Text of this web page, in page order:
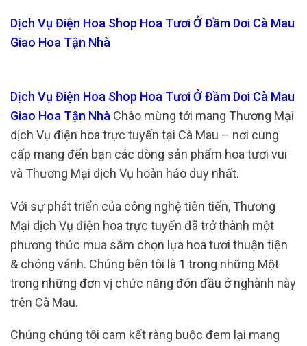
Dịch Vụ Điện Hoa Shop Hoa Tươi Ở Đầm Dơi Cà Mau
Giao Hoa Tận Nhà
Dịch Vụ Điện Hoa Shop Hoa Tươi Ở Đầm Dơi Cà Mau
Giao Hoa Tận Nhà Chào mừng tới mang Thương Mại
dịch Vụ điện hoa trực tuyến tại Cà Mau – nơi cung
cấp mang đến bạn các dòng sản phẩm hoa tươi vui
và Thương Mại dịch Vụ hoàn hảo duy nhất.
Với sự phát triển của công nghệ tiên tiến, Thương
Mại dịch Vụ điện hoa trực tuyến đã trở thành một
phương thức mua sắm chọn lựa hoa tươi thuận tiện
& chóng vánh. Chúng bên tôi là 1 trong những Một
trong những đơn vị chức năng đón đầu ở nghành này
trên Cà Mau.
Chúng chúng tôi cam kết ràng buộc đem lại mang